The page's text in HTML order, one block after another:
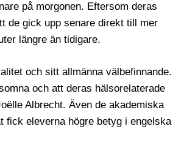
på morgonen. Eftersom deras
de gick upp senare direkt till mer
längre än tidigare.
och sitt allmänna välbefinnande.
och att deras hälsorelaterade
Albrecht. Även de akademiska
fick eleverna högre betyg i engelska